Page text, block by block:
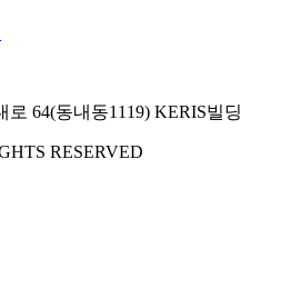
64(동내동1119) KERIS빌딩
RESERVED